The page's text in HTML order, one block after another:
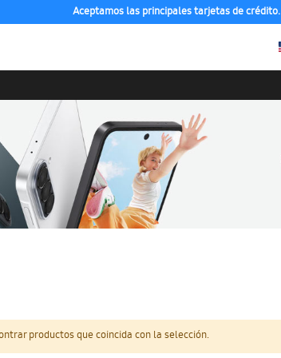
Aceptamos las principales tarjetas de crédito.
productos que coincida con la selección.